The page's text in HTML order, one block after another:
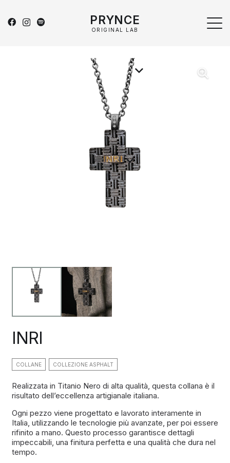
PRYNCE
ORIGINAL LAB
INRI
COLLANE COLLEZIONE ASPHALT
Realizzata in Titanio Nero di alta qualità, questa collana è il
risultato dell’eccellenza artigianale italiana.
Ogni pezzo viene progettato e lavorato interamente in
Italia, utilizzando le tecnologie più avanzate, per poi essere
rifinito a mano. Questo processo garantisce dettagli
impeccabili, una finitura perfetta e una qualità che dura nel
tempo.